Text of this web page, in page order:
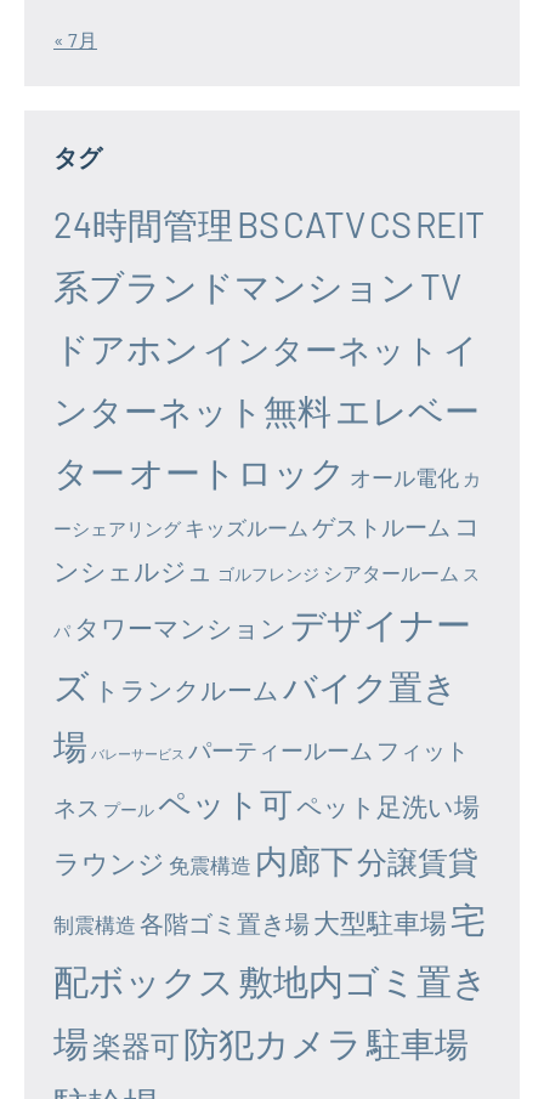
« 7月
タグ
24時間管理 BSCATVCSREIT
系ブランドマンション TV
ドアホン インターネット イ
ンターネット無料エレベー
ター オートロック オール電化 カ
ーシェアリング キッズルーム ゲストルーム コ
ンシェルジュ
ゴルフレンジ シアタールーム ス
パ タワーマンション デザイナー
ズ トランクルーム バイク置き
場 バレーサービス パーティールーム フィット
ネス プール ペット可ペット足洗い場
ラウンジ 免震構造 内廊下分譲賃貸
制震構造 各階ゴミ置き場大型駐車場宅
配ボックス 敷地内ゴミ置き
場楽器可防犯カメラ 駐車場